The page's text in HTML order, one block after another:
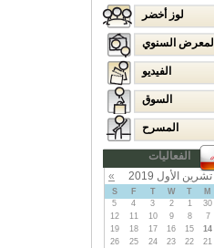
لوز أخضر
المعرض السنوي
الفيديو
السوق
المسرح
الفعاليات
تشرين الأول 2019 »
M
T
W
T
F
S
30
1
2
3
4
5
7
8
9
10
11
12
14
15
16
17
18
19
21
22
23
24
25
26